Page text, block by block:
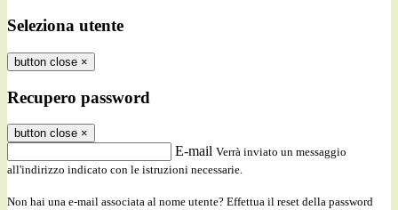
Seleziona utente
button close ×
Recupero password
button close ×
E-mail Verrà inviato un messaggio
all'indirizzo indicato con le istruzioni necessarie.
Non hai una e-mail associata al nome utente? Effettua il reset della password